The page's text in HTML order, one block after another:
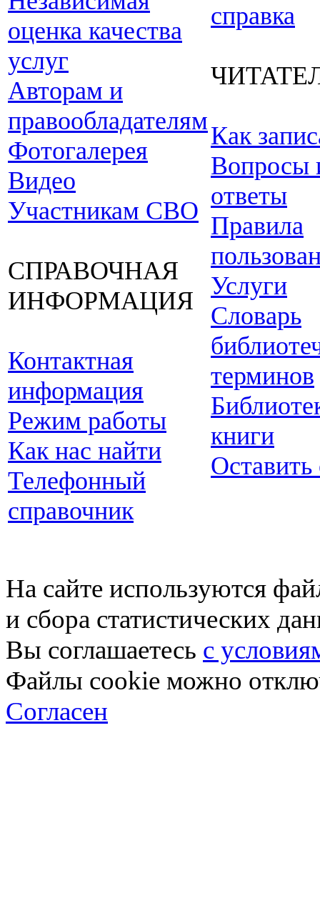
оценка качества
услуг
Авторам и
правообладателям
Фотогалерея
Видео
Участникам СВО
СПРАВОЧНАЯ
ИНФОРМАЦИЯ
Контактная
информация
Режим работы
Как нас найти
Телефонный
справочник
справка
Как
Вопросы
ответы
Правила
Услуги
Словарь
терминов
книги
Оставить
На сайте используются
и сбора статистических
Вы соглашаетесь с
Файлы cookie можно
Согласен